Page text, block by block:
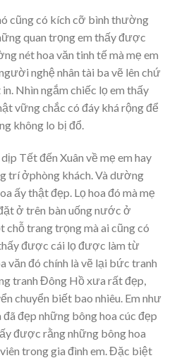
cũng có kích cỡ bình thường
quan trọng em thấy được
nét hoa văn tinh tế mà mẹ em
nghệ nhân tài ba vẽ lên chứ
Nhìn ngắm chiếc lọ em thấy
vững chắc có đáy khá rộng để
không lo bị đổ.
Tết đến Xuân về mẹ em hay
trí ởphòng khách. Và dường
ấy thật đẹp. Lọ hoa đó mà mẹ
ở trên bàn uống nước ở
chỗ trang trọng mà ai cũng có
được cái lọ được làm từ
văn đó chính là vẽ lại bức tranh
tranh Đông Hồ xưa rất đẹp,
chuyển biết bao nhiêu. Em như
đẹp những bông hoa cúc đẹp
được rằng những bông hoa
trong gia đình em. Đặc biệt